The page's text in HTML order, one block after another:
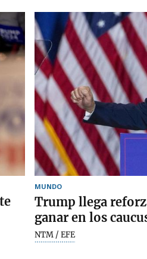
MUNDO
Trump llega
ganar en los
NTM / EFE